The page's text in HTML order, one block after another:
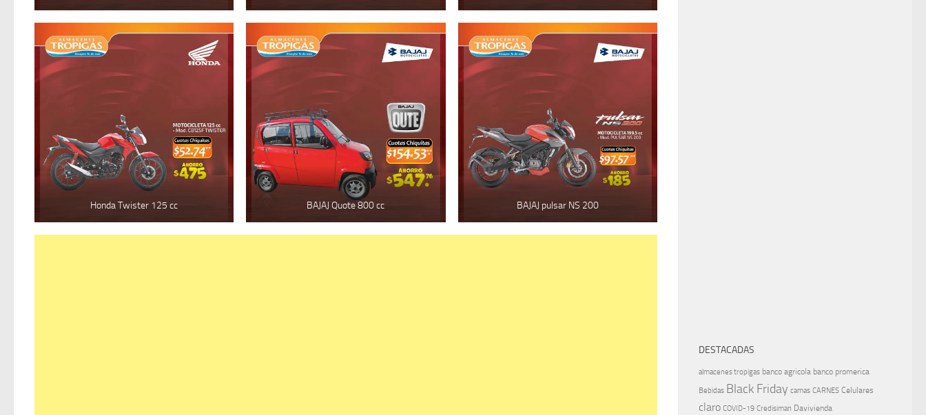
Honda Twister 125 cc BAJAJ Quote 800 cc BAJAJ pulsar NS 200
DESTACADAS
almacenes tropigas banco agricola banco promerica
Bebidas Black Friday camas CARNES Celulares
claro COVID-19 Credisiman Davivienda